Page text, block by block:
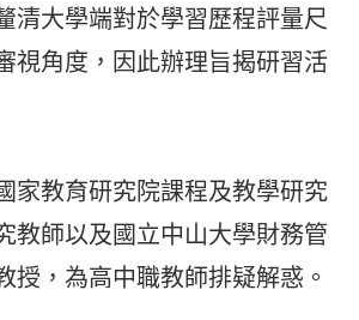
清大學端對於學習歷程評量尺
視角度，因此辦理旨揭研習活
家教育研究院課程及教學研究
教師以及國立中山大學財務管
授，為高中職教師排疑解惑。